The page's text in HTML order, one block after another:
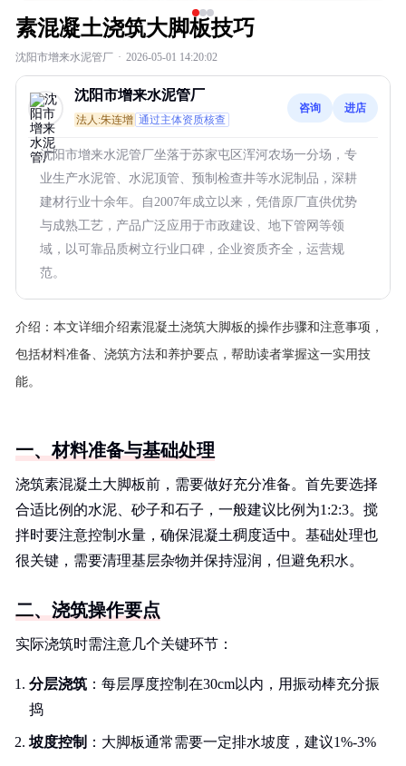
素混凝土浇筑大脚板技巧
沈阳市增来水泥管厂 · 2026-05-01 14:20:02
沈阳市增来水泥管厂
法人:朱连增 通过主体资质核查
咨询 进店
沈阳市增来水泥管厂坐落于苏家屯区浑河农场一分场，专
业生产水泥管、水泥顶管、预制检查井等水泥制品，深耕
建材行业十余年。自2007年成立以来，凭借原厂直供优势
与成熟工艺，产品广泛应用于市政建设、地下管网等领
域，以可靠品质树立行业口碑，企业资质齐全，运营规
范。
介绍： 本文详细介绍素混凝土浇筑大脚板的操作步骤和注意事项，
包括材料准备、浇筑方法和养护要点，帮助读者掌握这一实用技
能。
一、材料准备与基础处理
浇筑素混凝土大脚板前，需要做好充分准备。首先要选择
合适比例的水泥、砂子和石子，一般建议比例为1:2:3。搅
拌时要注意控制水量，确保混凝土稠度适中。基础处理也
很关键，需要清理基层杂物并保持湿润，但避免积水。
二、浇筑操作要点
实际浇筑时需注意几个关键环节：
分层浇筑 ：每层厚度控制在30cm以内，用振动棒充分振
捣
坡度控制 ：大脚板通常需要一定排水坡度，建议1%-3%